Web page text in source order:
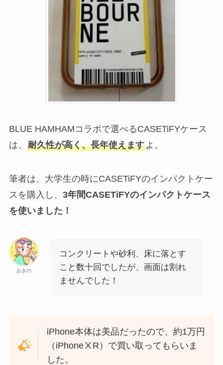
BLUE HAMHAMコラボで選べるCASETiFYケース
は、 耐久性が高く、長年使えますよ。
筆者は、大学生の時にCASETiFYのインパクトケー
スを購入し、 3年間CASETiFYのインパクトケース
を使いました！
おきの
コンクリートや砂利、床に落とす
こと数十回でしたが、画面は割れ
ませんでした！
iPhone本体は美品だったので、約1万円
（iPhoneⅩR）で買い取ってもらいま
した。